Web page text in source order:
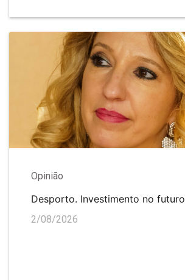
Opinião
Desporto. Investimento no futuro
2/08/2026